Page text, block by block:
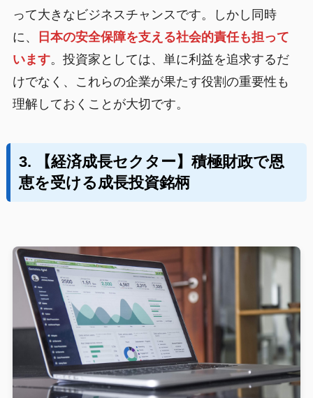
って大きなビジネスチャンスです。しかし同時
に、
日本の安全保障を支える社会的責任も担って
います。投資家としては、単に利益を追求するだ
けでなく、これらの企業が果たす役割の重要性も
理解しておくことが大切です。
3. 【経済成長セクター】積極財政で恩
恵を受ける成長投資銘柄